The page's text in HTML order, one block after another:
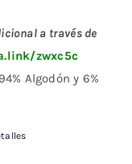
a través de
zwxc5c
Algodón y 6%